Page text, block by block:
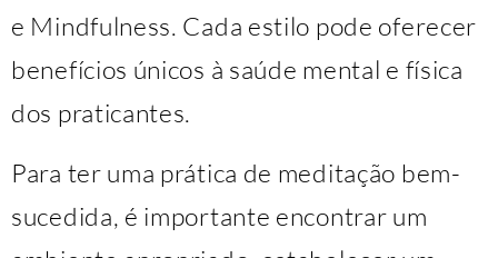
e Mindfulness. Cada estilo pode oferecer
benefícios únicos à saúde mental e física
dos praticantes.
Para ter uma prática de meditação bem-
sucedida, é importante encontrar um